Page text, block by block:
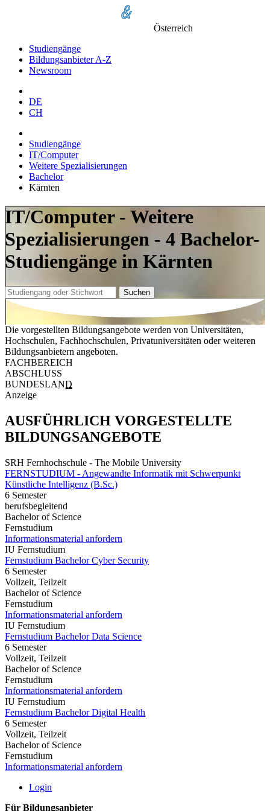
Österreich
Studiengänge
Bildungsanbieter A-Z
Newsroom
DE
CH
Studiengänge
IT/Computer
Weitere Spezialisierungen
Bachelor
Kärnten
IT/Computer - Weitere
Spezialisierungen - 4 Bachelor-
Studiengänge in Kärnten
Suchen
Die vorgestellten Bildungsangebote werden von Universitäten,
Hochschulen, Fachhochschulen, Privatuniversitäten oder weiteren
Bildungsanbietern angeboten.
FACHBEREICH
ABSCHLUSS
BUNDESLAND
Anzeige
AUSFÜHRLICH VORGESTELLTE
BILDUNGSANGEBOTE
SRH Fernhochschule - The Mobile University
FERNSTUDIUM - Angewandte Informatik mit Schwerpunkt
Künstliche Intelligenz (B.Sc.)
6 Semester
berufsbegleitend
Bachelor of Science
Fernstudium
Informationsmaterial anfordern
IU Fernstudium
Fernstudium Bachelor Cyber Security
6 Semester
Vollzeit, Teilzeit
Bachelor of Science
Fernstudium
Informationsmaterial anfordern
IU Fernstudium
Fernstudium Bachelor Data Science
6 Semester
Vollzeit, Teilzeit
Bachelor of Science
Fernstudium
Informationsmaterial anfordern
IU Fernstudium
Fernstudium Bachelor Digital Health
6 Semester
Vollzeit, Teilzeit
Bachelor of Science
Fernstudium
Informationsmaterial anfordern
Login
Für Bildungsanbieter